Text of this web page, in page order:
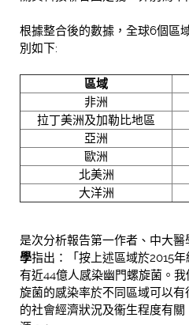
根據整合後的數據，全球6個區
別如下:
區域
非洲
拉丁美洲及加勒比地區
亞洲
歐洲
北美洲
大洋洲
是次分析報告第一作者、中大醫
學指出：「按上述區域於2015
有近44億人感染幽門螺旋菌。
旋菌的感染率於不同區域可以
的社會經濟狀況及衞生程度有